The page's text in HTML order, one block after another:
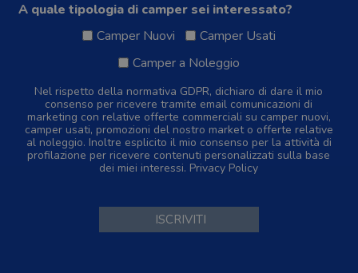
A quale tipologia di camper sei interessato?
Camper Nuovi
Camper Usati
Camper a Noleggio
Nel rispetto della normativa GDPR, dichiaro di dare il mio
consenso per ricevere tramite email comunicazioni di
marketing con relative offerte commerciali su camper nuovi,
camper usati, promozioni del nostro market o offerte relative
al noleggio. Inoltre esplicito il mio consenso per la attività di
profilazione per ricevere contenuti personalizzati sulla base
dei miei interessi. Privacy Policy